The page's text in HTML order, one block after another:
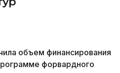
объем финансирования
форвардного